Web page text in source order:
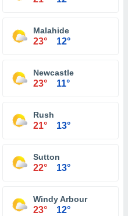
Malahide
23° 12°
Newcastle
23° 11°
Rush
21° 13°
Sutton
22° 13°
Windy Arbour
23° 12°